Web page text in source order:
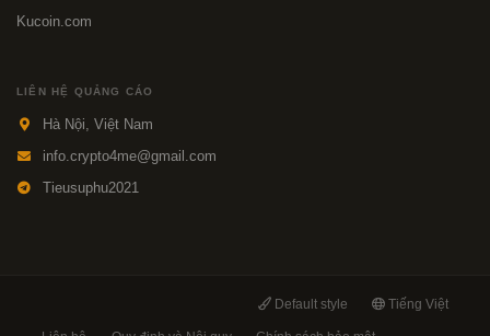
Kucoin.com
LIÊN HỆ QUẢNG CÁO
Hà Nội, Việt Nam
info.crypto4me@gmail.com
Tieusuphu2021
Default style Tiếng Việt